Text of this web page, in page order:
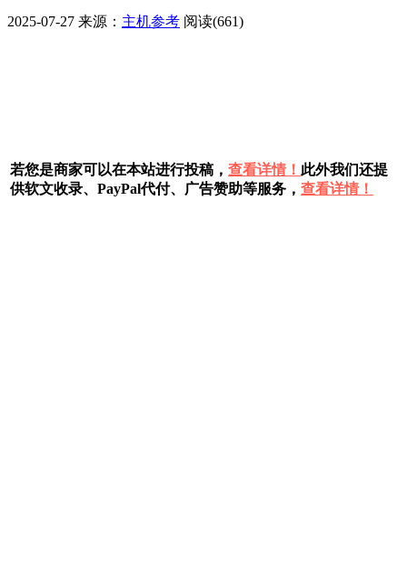
2025-07-27 来源： 主机参考 阅读(661)
若您是商家可以在本站进行投稿， 查看详情！ 此外我们还提
供软文收录、PayPal代付、广告赞助等服务， 查看详情！